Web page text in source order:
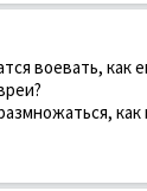
воевать, как